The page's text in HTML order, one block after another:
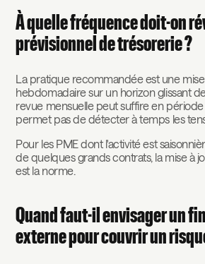
À quelle fréquence doit-on
prévisionnel de trésorerie ?
La pratique recommandée est une
hebdomadaire sur un horizon glissant
revue mensuelle peut suffire en période
permet pas de détecter à temps les
Pour les PME dont l'activité est
de quelques grands contrats, la mise à
est la norme.
Quand faut-il envisager un
externe pour couvrir un